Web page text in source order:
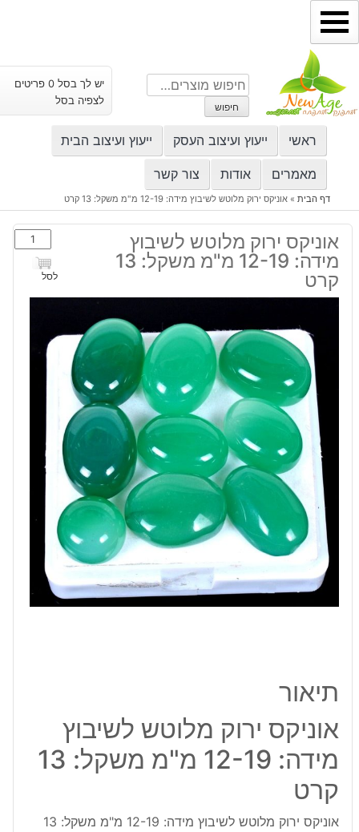
דילוג
לתוכן
חיפוש
עבור:
חיפוש
יש לך בסל 0 פריטים
לצפיה בסל
ראשי ייעוץ ועיצוב העסק ייעוץ ועיצוב הבית
מאמרים אודות צור קשר
דף הבית» אוניקס ירוק מלוטש לשיבוץ מידה: 12-19 מ"מ משקל: 13 קרט
אוניקס ירוק מלוטש לשיבוץ
מידה: 12-19 מ"מ משקל: 13
קרט
כמות
של
אוניקס
מידה:
13
קרט
לסל
תיאור
אוניקס ירוק מלוטש לשיבוץ
מידה: 12-19 מ"מ משקל: 13
קרט
אוניקס ירוק מלוטש לשיבוץ מידה: 12-19 מ"מ משקל: 13